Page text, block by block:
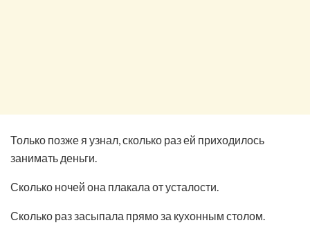
Только позже я узнал, сколько раз ей приходилось
занимать деньги.
Сколько ночей она плакала от усталости.
Сколько раз засыпала прямо за кухонным столом.